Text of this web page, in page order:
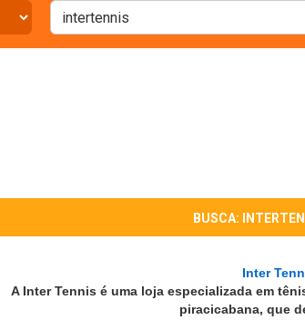
BUSCA:
Inter
A Inter Tennis é uma loja especializada em
piracicabana, que